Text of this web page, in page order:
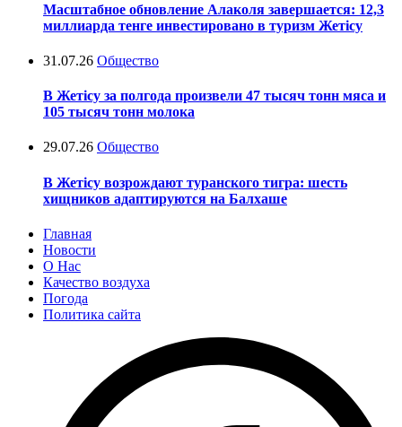
Масштабное обновление Алаколя завершается: 12,3
миллиарда тенге инвестировано в туризм Жетісу
31.07.26 Общество
В Жетісу за полгода произвели 47 тысяч тонн мяса и
105 тысяч тонн молока
29.07.26 Общество
В Жетісу возрождают туранского тигра: шесть
хищников адаптируются на Балхаше
Главная
Новости
О Нас
Качество воздуха
Погода
Политика сайта